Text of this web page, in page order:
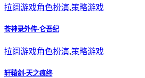
拉阔游戏角色扮演,策略游戏
苍神录外传-仑吾纪
拉阔游戏角色扮演,策略游戏
轩辕剑-天之痕终